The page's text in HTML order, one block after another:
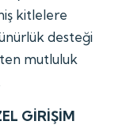
kitlelere
desteği
mutluluk
GİRİŞİM